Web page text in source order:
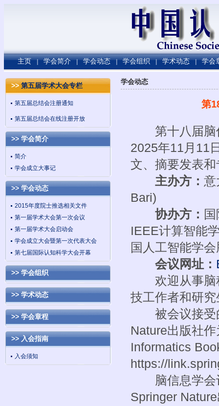
主页 | 学会简介 | 学会动态 | 学会组织 | 学术动态 | 学会
>>第五届学术大会专栏
第五届总结会注册通知
第五届总结会在线注册开放
>> 学会简介
简介
学会成立大事记
>> 学会动态
2015年度院士推选相关文件
第一届学术大会第一次会议
第一届学术大会启动会
学会成立大会暨第一次代表大会
第七届国际认知科学大会开幕
>> 学会组织
>> 学术动态
>> 学会章程
>> 入会指南
入会须知
学会动态
第
第十八届脑
2025年11月11
文、摘要发表
主办方： 意
Bari)
协办方：
IEEE计算智能
国人工智能学
会议网址：
欢迎从事脑科
技工作者和研
被会议接受
Nature出版社
Informatics
https://
脑信息学会
Springer